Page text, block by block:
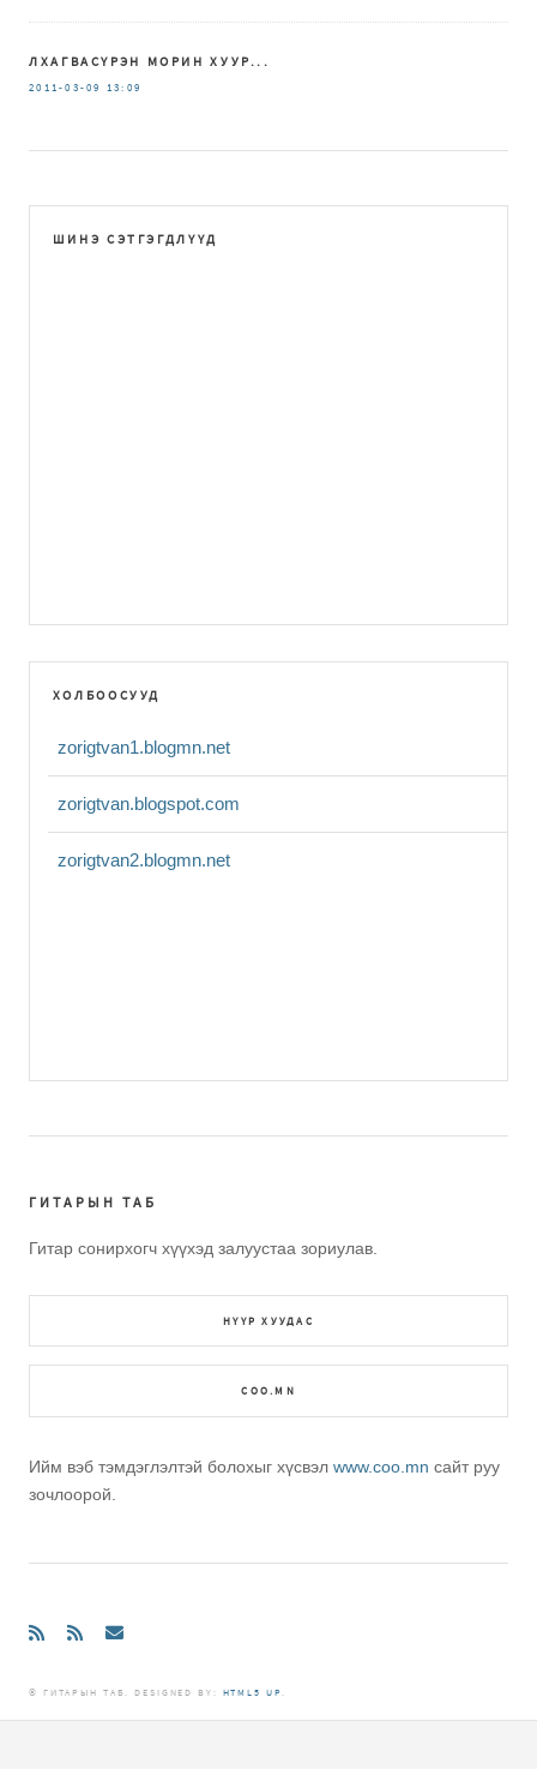
ЛХАГВАСҮРЭН МОРИН ХУУР...
2011-03-09 13:09
ШИНЭ СЭТГЭГДЛҮҮД
ХОЛБООСУУД
zorigtvan1.blogmn.net
zorigtvan.blogspot.com
zorigtvan2.blogmn.net
ГИТАРЫН ТАБ
Гитар сонирхогч хүүхэд залуустаа зориулав.
НҮҮР ХУУДАС
COO.MN
Ийм вэб тэмдэглэлтэй болохыг хүсвэл www.coo.mn сайт руу
зочлоорой.
© ГИТАРЫН ТАБ. DЕSIGNED BY: HTML5 UP